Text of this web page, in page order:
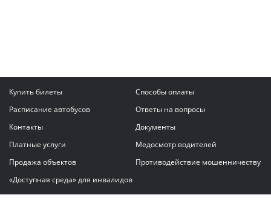
Купить билеты
Способы оплаты
Расписание автобусов
Ответы на вопросы
Контакты
Документы
Платные услуги
Медосмотр водителей
Продажа объектов
Противодействие мошенничеству
«Доступная среда» для инвалидов